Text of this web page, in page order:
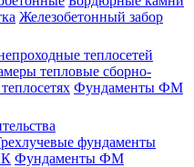
Железобетонный забор
теплосетей
тепловые сборно-
Фундаменты ФМ
фундаменты
Фундаменты ФМ